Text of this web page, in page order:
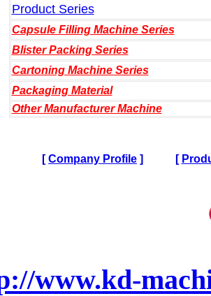
Product Series
Capsule Filling Machine Series
Blister Packing Series
Cartoning Machine Series
Packaging Material
Other Manufacturer Machine
[Company Profile ] [
www.kd-